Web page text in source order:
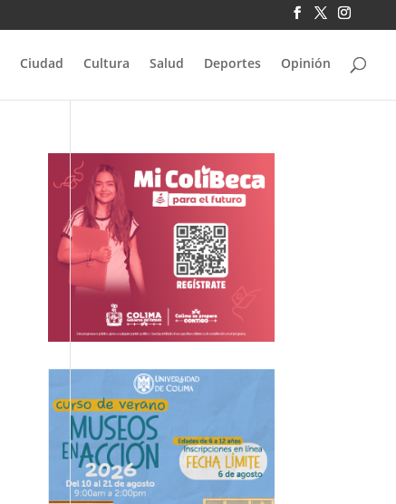
Ciudad Cultura Salud Deportes Opinión